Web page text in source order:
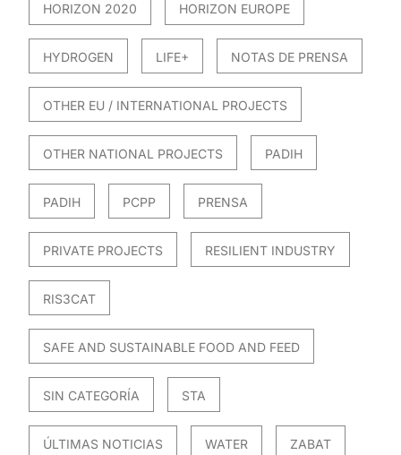
HORIZON 2020 HORIZON EUROPE
HYDROGEN LIFE+ NOTAS DE PRENSA
OTHER EU / INTERNATIONAL PROJECTS
OTHER NATIONAL PROJECTS PADIH
PADIH PCPP PRENSA
PRIVATE PROJECTS RESILIENT INDUSTRY
RIS3CAT
SAFE AND SUSTAINABLE FOOD AND FEED
SIN CATEGORÍA STA
ÚLTIMAS NOTICIAS WATER ZABAT